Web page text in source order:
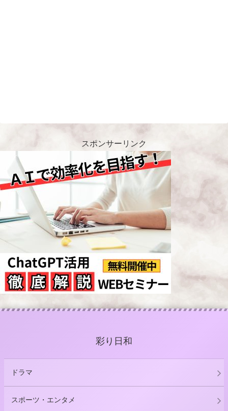
スポンサーリンク
彩り日和
ドラマ
スポーツ・エンタメ